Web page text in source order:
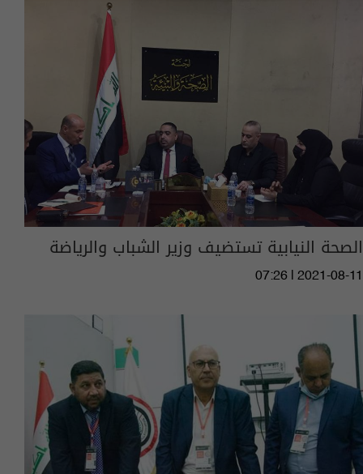
الصحة النيابية تستضيف وزير الشباب والرياضة
07:26 | 2021-08-11